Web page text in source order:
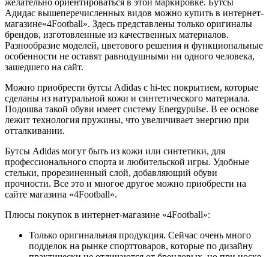
Адидас вышеперечисленных видов можно купить в интернет-
магазине«4Football». Здесь представлены только оригиналы
брендов, изготовленные из качественных материалов.
Разнообразие моделей, цветового решения и функциональные
особенности не оставят равнодушными ни одного человека,
зашедшего на сайт.
Можно приобрести бутсы Adidas с hi-tec покрытием, которые
сделаны из натуральной кожи и синтетического материала.
Подошва такой обуви имеет систему Energypulse. В ее основе
лежит технология пружины, что увеличивает энергию при
отталкивании.
Бутсы Adidas могут быть из кожи или синтетики, для
профессионального спорта и любительской игры. Удобные
стельки, прорезиненный слой, добавляющий обуви
прочности. Все это и многое другое можно приобрести на
сайте магазина «4Football».
Плюсы покупок в интернет-магазине «4Football»:
Только оригинальная продукция. Сейчас очень много
подделок на рынке спорттоваров, которые по дизайну